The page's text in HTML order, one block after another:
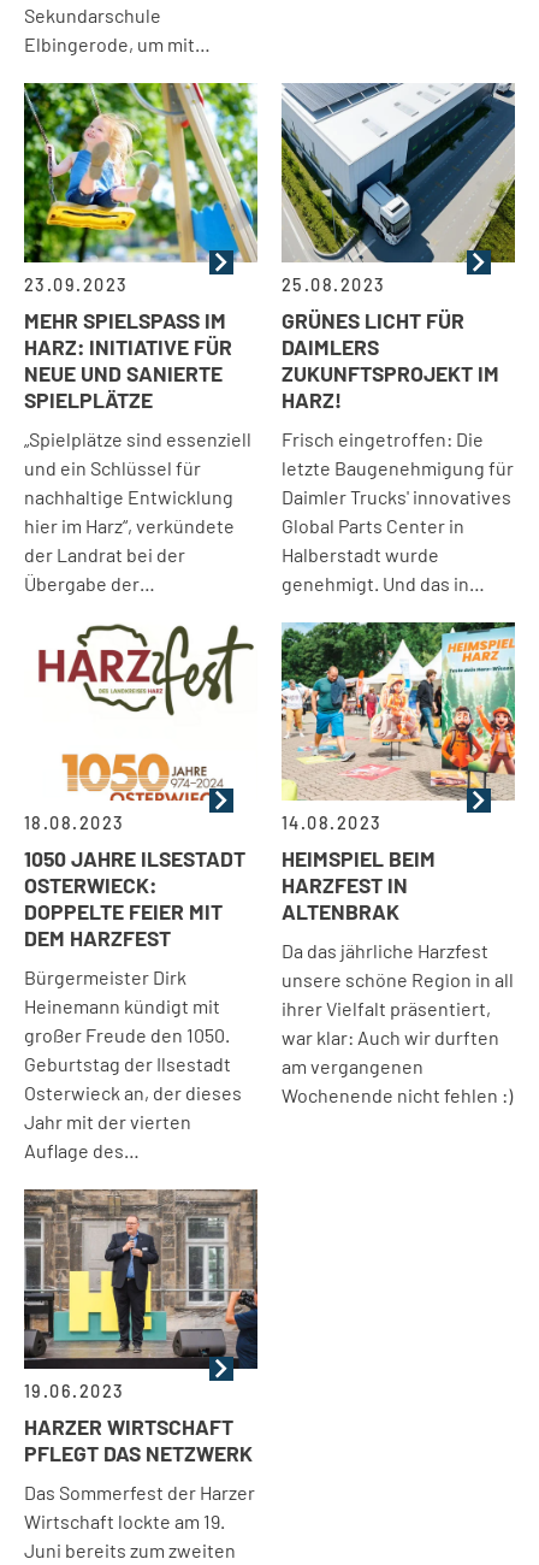
Sekundarschule
Elbingerode, um mit…
23.09.2023
MEHR SPIELSPASS IM H
ARZ: INITIATIVE FÜR N
EUE UND SANIERTE S
PIELPLÄTZE
„Spielplätze sind essenziell
und ein Schlüssel für
nachhaltige Entwicklung
hier im Harz“, verkündete
der Landrat bei der
Übergabe der…
25.08.2023
GRÜNES LICHT FÜR
DAIMLERS
ZUKUNFTSPROJEKT IM
HARZ!
Frisch eingetroffen: Die
letzte Baugenehmigung für
Daimler Trucks' innovatives
Global Parts Center in
Halberstadt wurde
genehmigt. Und das in…
18.08.2023
1050 JAHRE ILSESTADT
OSTERWIECK:
DOPPELTE FEIER MIT
DEM HARZFEST
Bürgermeister Dirk
Heinemann kündigt mit
großer Freude den 1050.
Geburtstag der Ilsestadt
Osterwieck an, der dieses
Jahr mit der vierten
Auflage des…
14.08.2023
HEIMSPIEL BEIM
HARZFEST IN
ALTENBRAK
Da das jährliche Harzfest
unsere schöne Region in all
ihrer Vielfalt präsentiert,
war klar: Auch wir durften
am vergangenen
Wochenende nicht fehlen :)
19.06.2023
HARZER WIRTSCHAFT
PFLEGT DAS NETZWERK
Das Sommerfest der Harzer
Wirtschaft lockte am 19.
Juni bereits zum zweiten